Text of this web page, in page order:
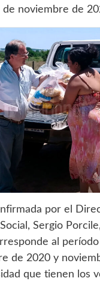
de noviembre de
por el
Sergio
al
de 2020 y
que tienen los